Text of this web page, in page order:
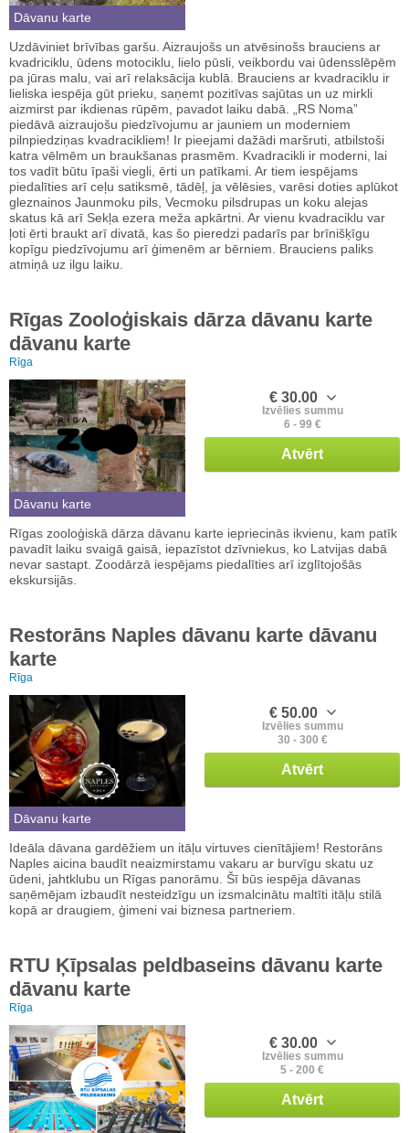
Dāvanu karte
Uzdāviniet brīvības garšu. Aizraujošs un atvēsinošs brauciens ar
kvadriciklu, ūdens motociklu, lielo pūsli, veikbordu vai ūdensslēpēm
pa jūras malu, vai arī relaksācija kublā. Brauciens ar kvadraciklu ir
lieliska iespēja gūt prieku, saņemt pozitīvas sajūtas un uz mirkli
aizmirst par ikdienas rūpēm, pavadot laiku dabā. „RS Noma”
piedāvā aizraujošu piedzīvojumu ar jauniem un moderniem
pilnpiedziņas kvadracikliem! Ir pieejami dažādi maršruti, atbilstoši
katra vēlmēm un braukšanas prasmēm. Kvadracikli ir moderni, lai
tos vadīt būtu īpaši viegli, ērti un patīkami. Ar tiem iespējams
piedalīties arī ceļu satiksmē, tādēļ, ja vēlēsies, varēsi doties aplūkot
gleznainos Jaunmoku pils, Vecmoku pilsdrupas un koku alejas
skatus kā arī Sekļa ezera meža apkārtni. Ar vienu kvadraciklu var
ļoti ērti braukt arī divatā, kas šo pieredzi padarīs par brīnišķīgu
kopīgu piedzīvojumu arī ģimenēm ar bērniem. Brauciens paliks
atmiņā uz ilgu laiku.
Rīgas Zooloģiskais dārza dāvanu karte
dāvanu karte
Rīga
Dāvanu karte
€ 30.00
Izvēlies summu
6 - 99 €
Atvērt
Rīgas zooloģiskā dārza dāvanu karte iepriecinās ikvienu, kam patīk
pavadīt laiku svaigā gaisā, iepazīstot dzīvniekus, ko Latvijas dabā
nevar sastapt. Zoodārzā iespējams piedalīties arī izglītojošās
ekskursijās.
Restorāns Naples dāvanu karte dāvanu
karte
Rīga
Dāvanu karte
€ 50.00
Izvēlies summu
30 - 300 €
Atvērt
Ideāla dāvana gardēžiem un itāļu virtuves cienītājiem! Restorāns
Naples aicina baudīt neaizmirstamu vakaru ar burvīgu skatu uz
ūdeni, jahtklubu un Rīgas panorāmu. Šī būs iespēja dāvanas
saņēmējam izbaudīt nesteidzīgu un izsmalcinātu maltīti itāļu stilā
kopā ar draugiem, ģimeni vai biznesa partneriem.
RTU Ķīpsalas peldbaseins dāvanu karte
dāvanu karte
Rīga
€ 30.00
Izvēlies summu
5 - 200 €
Atvērt